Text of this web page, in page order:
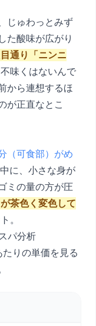
じゅわっとみず
た酸味が広がり
通り「ニンニ
味くはないんで
から連想するほ
が正直なとこ
（可食部）がめ
に、小さな身が
ミの量の方が圧
茶色く変色して
。
パ分析
りの単価を見る